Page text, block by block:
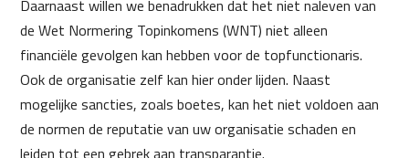
Daarnaast willen we benadrukken dat het niet naleven van
de Wet Normering Topinkomens (WNT) niet alleen
financiële gevolgen kan hebben voor de topfunctionaris.
Ook de organisatie zelf kan hier onder lijden. Naast
mogelijke sancties, zoals boetes, kan het niet voldoen aan
de normen de reputatie van uw organisatie schaden en
leiden tot een gebrek aan transparantie.